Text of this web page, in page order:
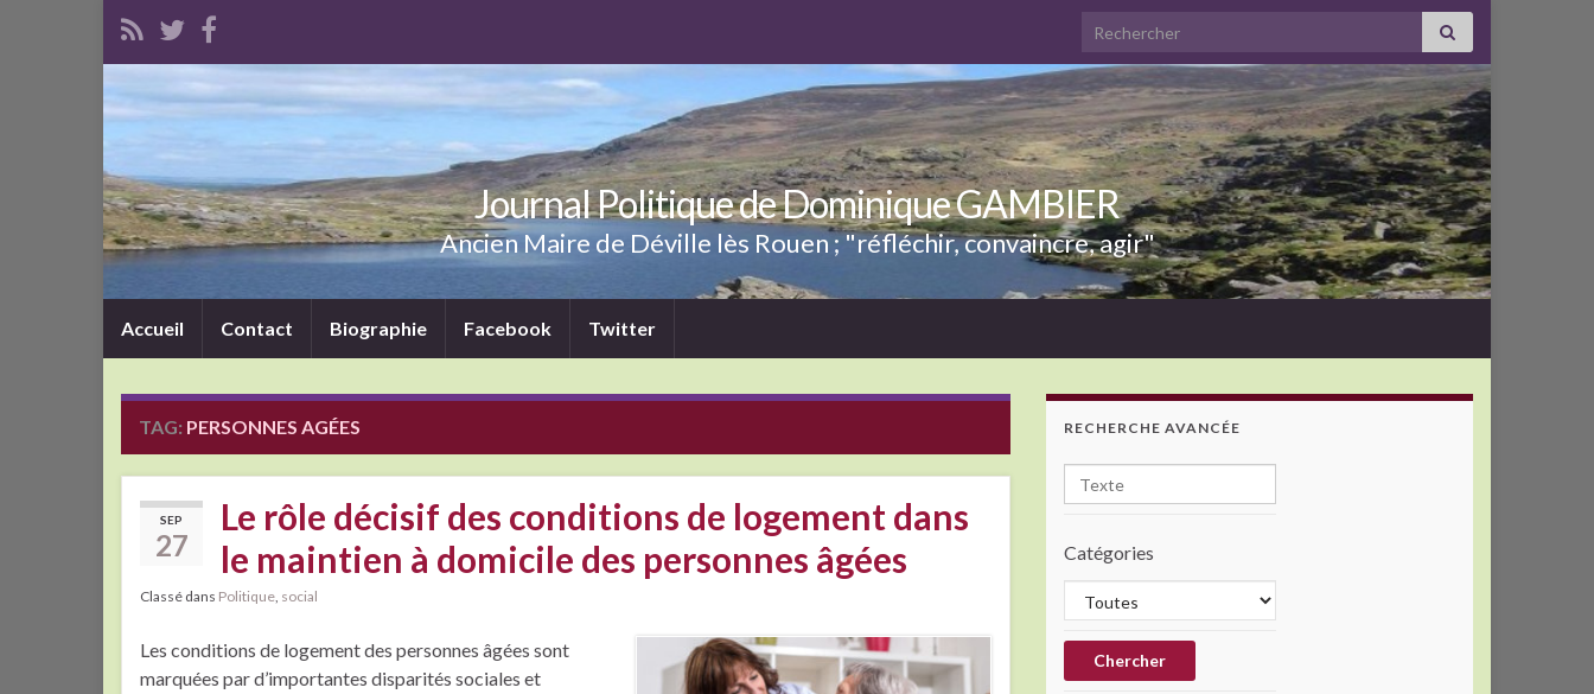
Search for:
Journal Politique de Dominique GAMBIER
Ancien Maire de Déville lès Rouen ; "réfléchir, convaincre, agir"
Accueil Contact Biographie Facebook Twitter
TAG: PERSONNES AGÉES
SEP
27
Le rôle décisif des conditions de logement dans
le maintien à domicile des personnes âgées
Classé dans Politique, social
Les conditions de logement des personnes âgées sont
marquées par d’importantes disparités sociales et
RECHERCHE AVANCÉE
Catégories